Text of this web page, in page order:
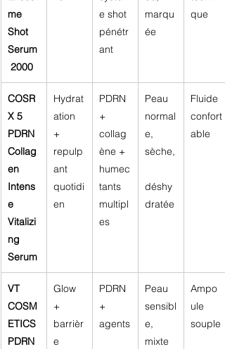
me
Shot
Serum
2000
e shot
pénétr
ant
marqu
ée
que
COSR
X 5
PDRN
Collag
en
Intens
e
Vitalizi
ng
Serum
Hydrat
ation
+
repulp
ant
quotidi
en
PDRN
+
collag
ène +
humec
tants
multipl
es
Peau
normal
e,
sèche,
déshy
dratée
Fluide
confort
able
VT
COSM
ETICS
PDRN
Glow
+
barrièr
e
PDRN
+
agents
Peau
sensibl
e,
mixte
Ampo
ule
souple